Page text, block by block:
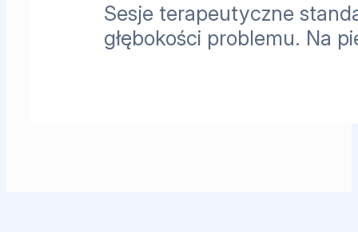
Sesje terapeutyczne
głębokości problemu. Na